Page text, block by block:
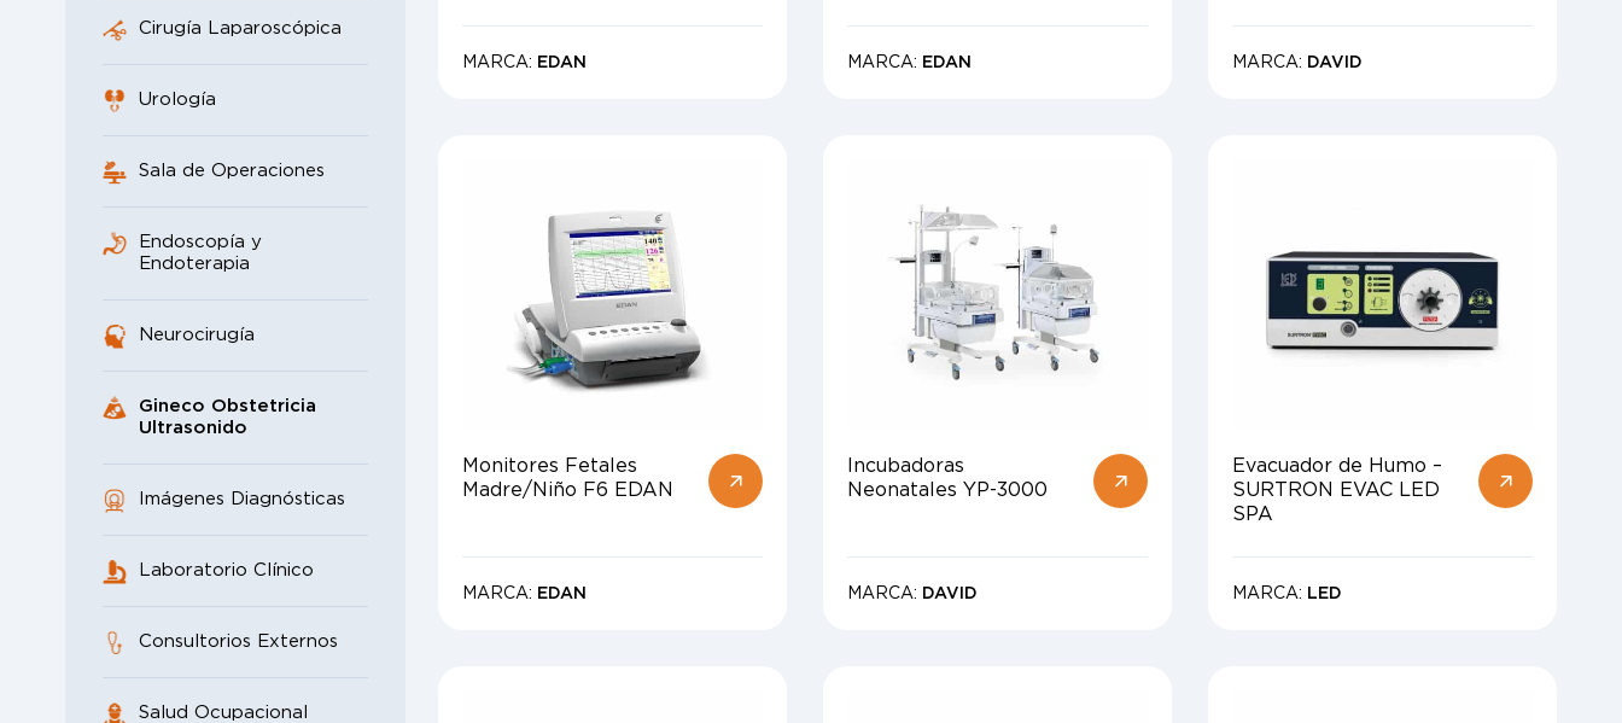
Cirugía Laparoscópica
Urología
Sala de Operaciones
Endoscopía y
Endoterapia
Neurocirugía
Gineco Obstetricia
Ultrasonido
Imágenes Diagnósticas
Laboratorio Clínico
Consultorios Externos
Salud Ocupacional
MARCA: EDAN MARCA: EDAN MARCA: DAVID
Monitores Fetales
Madre/Niño F6 EDAN
MARCA: EDAN
Incubadoras
Neonatales YP-3000
MARCA: DAVID
Evacuador de Humo –
SURTRON EVAC LED
SPA
MARCA: LED